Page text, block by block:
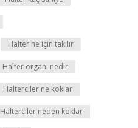
Halter ne için takılır
Halter organı nedir
Halterciler ne koklar
Halterciler neden koklar